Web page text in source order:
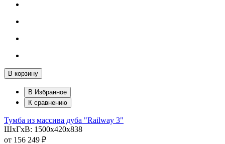
В корзину
В Избранное
К сравнению
Тумба из массива дуба "Railway 3"
ШхГхВ: 1500х420х838
от 156 249 ₽